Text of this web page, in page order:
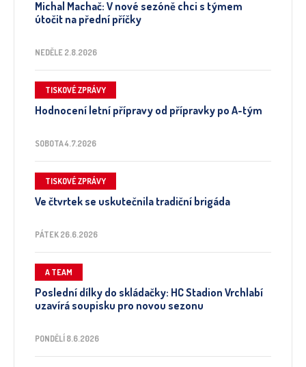
Michal Machač: V nové sezóně chci s týmem
útočit na přední příčky
NEDĚLE 2.8.2026
TISKOVÉ ZPRÁVY
Hodnocení letní přípravy od přípravky po A-tým
SOBOTA 4.7.2026
TISKOVÉ ZPRÁVY
Ve čtvrtek se uskutečnila tradiční brigáda
PÁTEK 26.6.2026
A TEAM
Poslední dílky do skládačky: HC Stadion Vrchlabí
uzavírá soupisku pro novou sezonu
PONDĚLÍ 8.6.2026